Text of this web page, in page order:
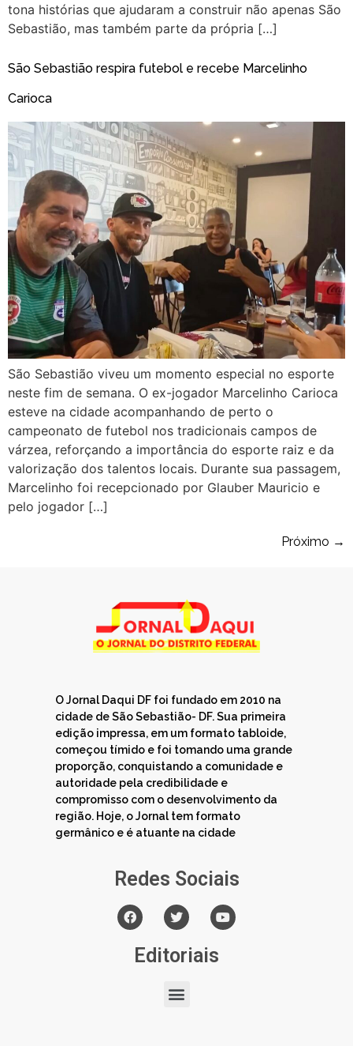
tona histórias que ajudaram a construir não apenas São
Sebastião, mas também parte da própria […]
São Sebastião respira futebol e recebe Marcelinho
Carioca
São Sebastião viveu um momento especial no esporte
neste fim de semana. O ex-jogador Marcelinho Carioca
esteve na cidade acompanhando de perto o
campeonato de futebol nos tradicionais campos de
várzea, reforçando a importância do esporte raiz e da
valorização dos talentos locais. Durante sua passagem,
Marcelinho foi recepcionado por Glauber Mauricio e
pelo jogador […]
Próximo →
O Jornal Daqui DF foi fundado em 2010 na
cidade de São Sebastião- DF. Sua primeira
edição impressa, em um formato tabloide,
começou tímido e foi tomando uma grande
proporção, conquistando a comunidade e
autoridade pela credibilidade e
compromisso com o desenvolvimento da
região. Hoje, o Jornal tem formato
germânico e é atuante na cidade
Redes Sociais
Editoriais